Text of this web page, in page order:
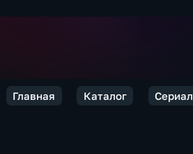
Главная Каталог Сериал